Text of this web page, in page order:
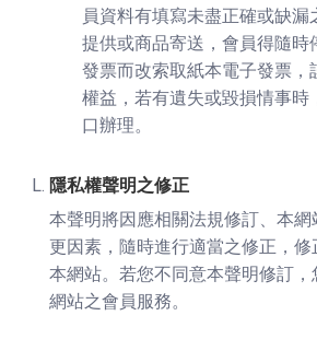
員資料有填寫未盡正確或缺漏
提供或商品寄送，會員得隨時
發票而改索取紙本電子發票，
權益，若有遺失或毀損情事時
口辦理。
隱私權聲明之修正
本聲明將因應相關法規修訂、本
更因素，隨時進行適當之修正，
本網站。若您不同意本聲明修訂
網站之會員服務。